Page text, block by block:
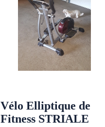
Vélo Elliptique de
Fitness STRIALE